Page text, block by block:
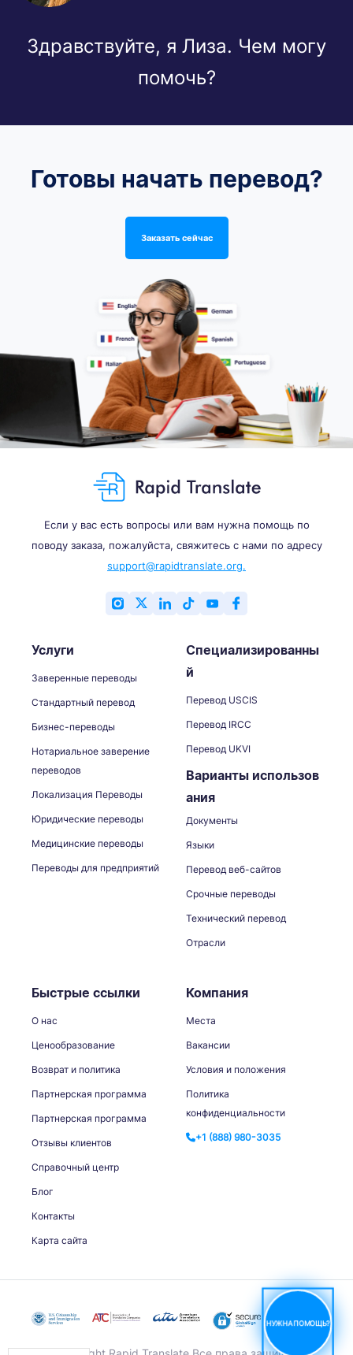
Здравствуйте, я Лиза. Чем могу
помочь?
Готовы начать перевод?
Заказать сейчас
НУЖНА ПОМОЩЬ?
Если у вас есть вопросы или вам нужна помощь по
поводу заказа, пожалуйста, свяжитесь с нами по адресу
support@rapidtranslate.org.
Услуги
Заверенные переводы
Стандартный перевод
Бизнес-переводы
Нотариальное заверение
переводов
Локализация Переводы
Юридические переводы
Медицинские переводы
Переводы для предприятий
Специализированны
й
Перевод USCIS
Перевод IRCC
Перевод UKVI
Варианты использов
ания
Документы
Языки
Перевод веб-сайтов
Срочные переводы
Технический перевод
Отрасли
Быстрые ссылки
О нас
Ценообразование
Возврат и политика
Партнерская программа
Партнерская программа
Отзывы клиентов
Справочный центр
Блог
Контакты
Карта сайта
Компания
Места
Вакансии
Условия и положения
Политика
конфиденциальности
+1 (888) 980-3035